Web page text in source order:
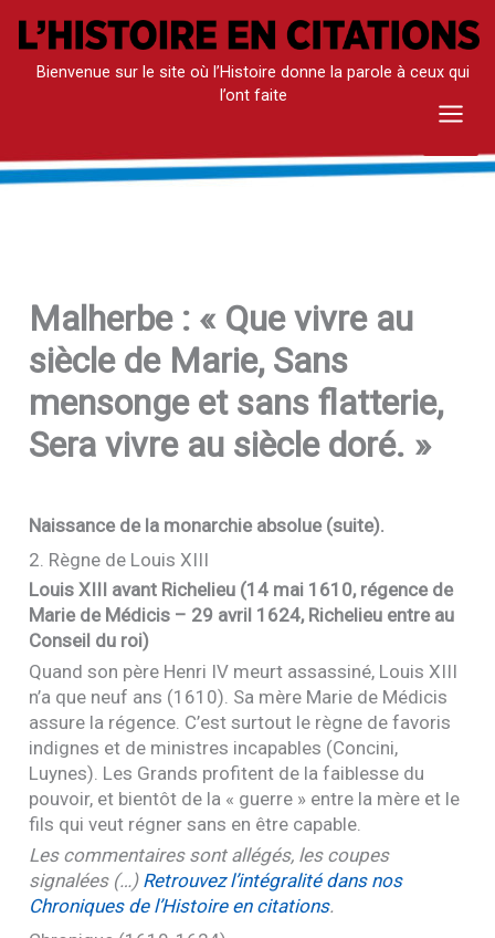
Aller
contenuBienvenue sur le site où l’Histoire donne la parole à ceux qui
l’ont faite
Main
Malherbe : « Que vivre au
siècle de Marie, Sans
mensonge et sans flatterie,
Sera vivre au siècle doré. »
Naissance de la monarchie absolue (suite).
2. Règne de LouisXIII
LouisXIII avant Richelieu (14 mai 1610, régence de
Marie de Médicis – 29 avril 1624, Richelieu entre au
Conseil du roi)
Quand son père Henri IV meurt assassiné, LouisXIII
n’a que neuf ans (1610). Sa mère Marie de Médicis
assure la régence. C’est surtout le règne de favoris
indignes et de ministres incapables (Concini,
Luynes). Les Grands profitent de la faiblesse du
pouvoir, et bientôt de la « guerre » entre la mère et le
fils qui veut régner sans en être capable.
Les commentaires sont allégés, les coupes
signalées (…) Retrouvez l’intégralité dans nos
Chroniques de l’Histoire en citations.